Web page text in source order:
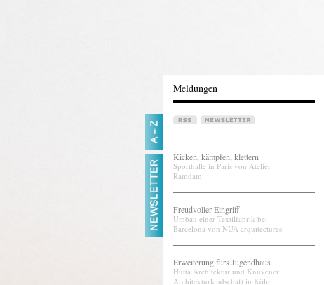
Meldungen
Kicken, kämpfen, klettern
Sporthalle in Paris von Atelier
Ramdam
Freudvoller Eingriff
Umbau einer Textilfabrik bei
Barcelona von NUA arquitectures
Erweiterung fürs Jugendhaus
Hutta Architektur und Knüvener
Architekturlandschaft in Köln